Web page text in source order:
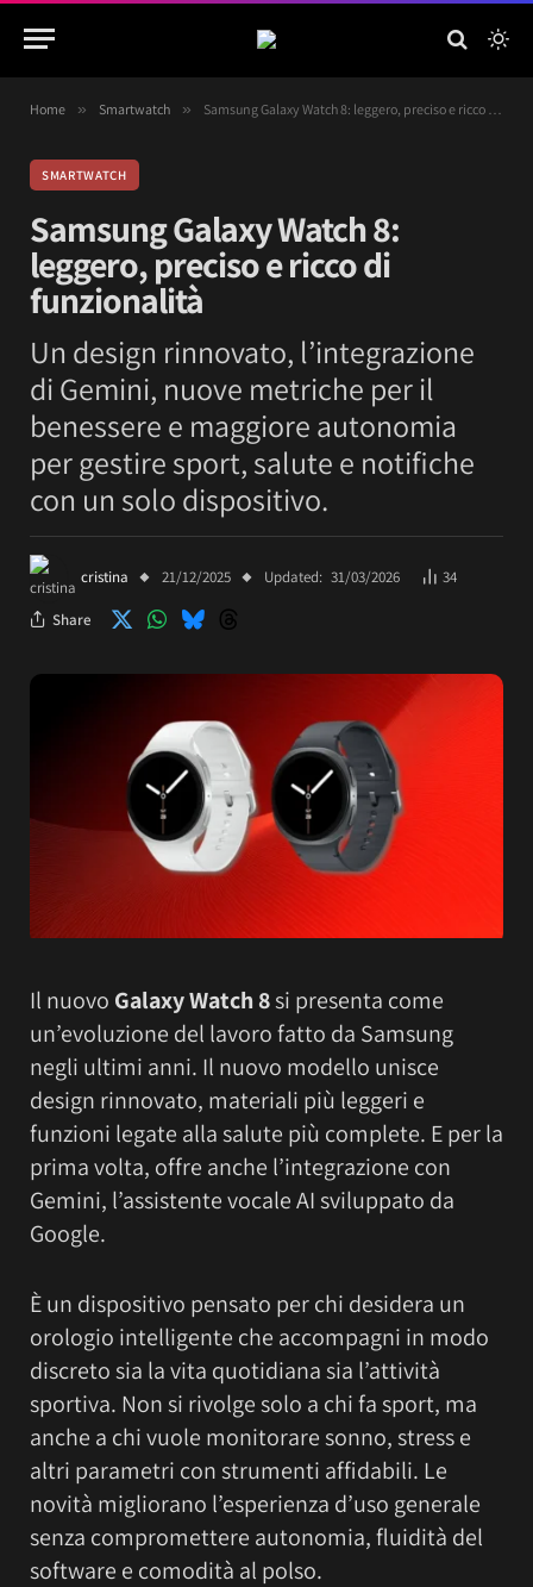
Home » Smartwatch » Samsung Galaxy Watch 8: leggero, preciso e ricco di funzionalità
SMARTWATCH
Samsung Galaxy Watch 8:
leggero, preciso e ricco di
funzionalità
Un design rinnovato, l’integrazione
di Gemini, nuove metriche per il
benessere e maggiore autonomia
per gestire sport, salute e notifiche
con un solo dispositivo.
cristina 21/12/2025 Updated: 31/03/2026 34
Share
Il nuovo Galaxy Watch 8si presenta come
un’evoluzione del lavoro fatto da Samsung
negli ultimi anni. Il nuovo modello unisce
design rinnovato, materiali più leggeri e
funzioni legate alla salute più complete. E per la
prima volta, offre anche l’integrazione con
Gemini, l’assistente vocale AI sviluppato da
Google.
È un dispositivo pensato per chi desidera un
orologio intelligente che accompagni in modo
discreto sia la vita quotidiana sia l’attività
sportiva. Non si rivolge solo a chi fa sport, ma
anche a chi vuole monitorare sonno, stress e
altri parametri con strumenti affidabili. Le
novità migliorano l’esperienza d’uso generale
senza compromettere autonomia, fluidità del
software e comodità al polso.